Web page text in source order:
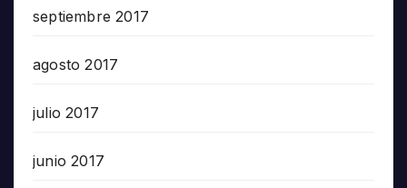
septiembre 2017
agosto 2017
julio 2017
junio 2017